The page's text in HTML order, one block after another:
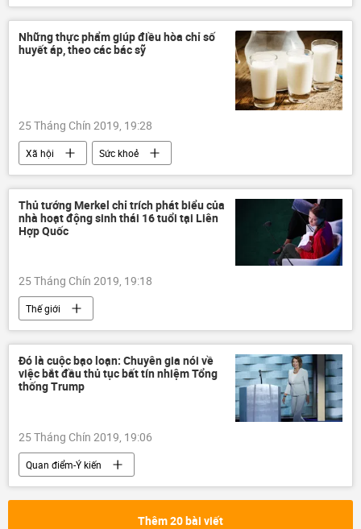
Những thực phẩm giúp điều hòa chỉ số
huyết áp, theo các bác sỹ
25 Tháng Chín 2019, 19:28
Xã hội Sức khoẻ
Thủ tướng Merkel chỉ trích phát biểu của
nhà hoạt động sinh thái 16 tuổi tại Liên
Hợp Quốc
25 Tháng Chín 2019, 19:18
Thế giới
Đó là cuộc bạo loạn: Chuyên gia nói về
việc bắt đầu thủ tục bất tín nhiệm Tổng
thống Trump
25 Tháng Chín 2019, 19:06
Quan điểm-Ý kiến
Thêm 20 bài viết